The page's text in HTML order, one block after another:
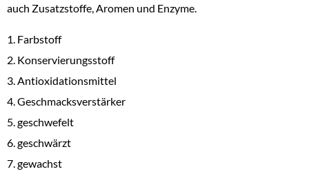
auch Zusatzstoffe, Aromen und Enzyme.
1. Farbstoff
2. Konservierungsstoff
3. Antioxidationsmittel
4. Geschmacksverstärker
5. geschwefelt
6. geschwärzt
7. gewachst